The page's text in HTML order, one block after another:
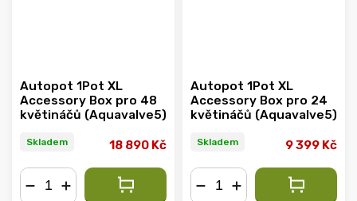
Autopot 1Pot XL
Accessory Box pro 48
květináčů (Aquavalve5)
Skladem 18 890 Kč
Autopot 1Pot XL
Accessory Box pro 24
květináčů (Aquavalve5)
Skladem 9 399 Kč